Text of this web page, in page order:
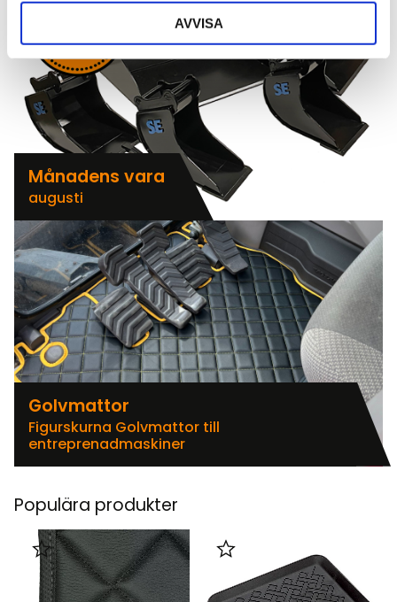
AVVISA
Månadens vara
augusti
Golvmattor
Figurskurna Golvmattor till
entreprenadmaskiner
Populära produkter
Lägg till i favoriter Lägg till i favoriter